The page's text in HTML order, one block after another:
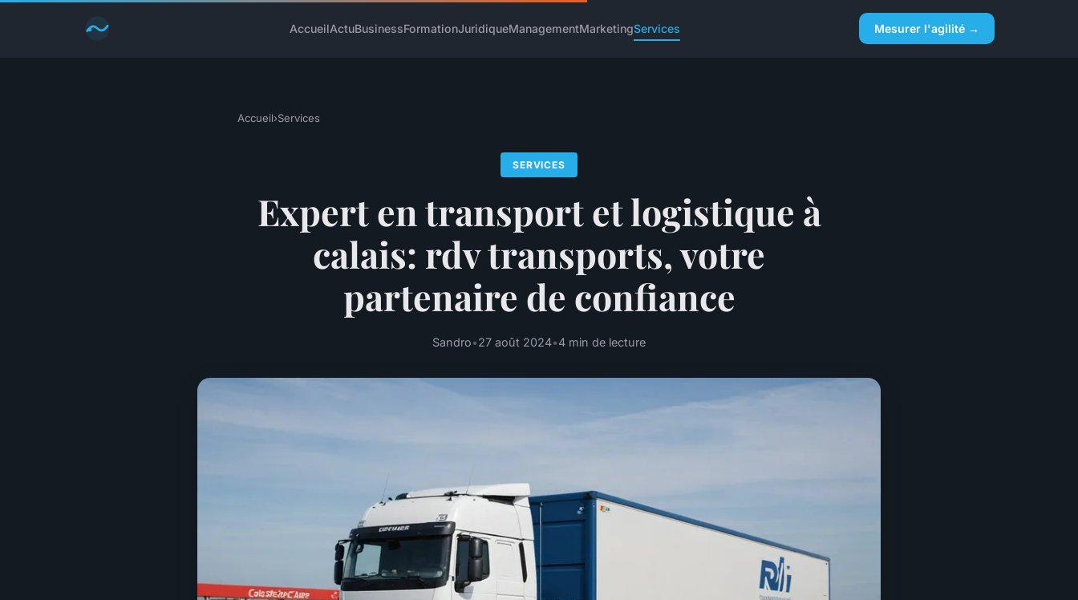
AccueilActuBusinessFormationJuridiqueManagementMarketingServices Mesurer l'agilité →
Accueil›Services
SERVICES
Expert en transport et logistique à
calais: rdv transports, votre
partenaire de confiance
Sandro•27 août 2024•4 min de lecture